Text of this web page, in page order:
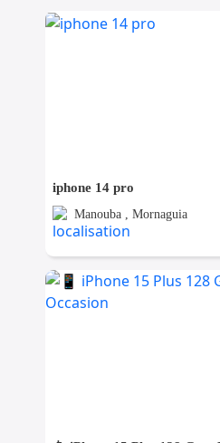
iphone 14 pro
Manouba , Mornaguia